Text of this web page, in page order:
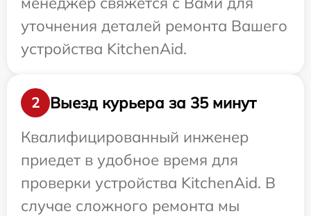
уточнения деталей ремонта Вашего
устройства KitchenAid.
2
Выезд курьера за 35 минут
Квалифицированный инженер
приедет в удобное время для
проверки устройства KitchenAid. В
случае сложного ремонта мы